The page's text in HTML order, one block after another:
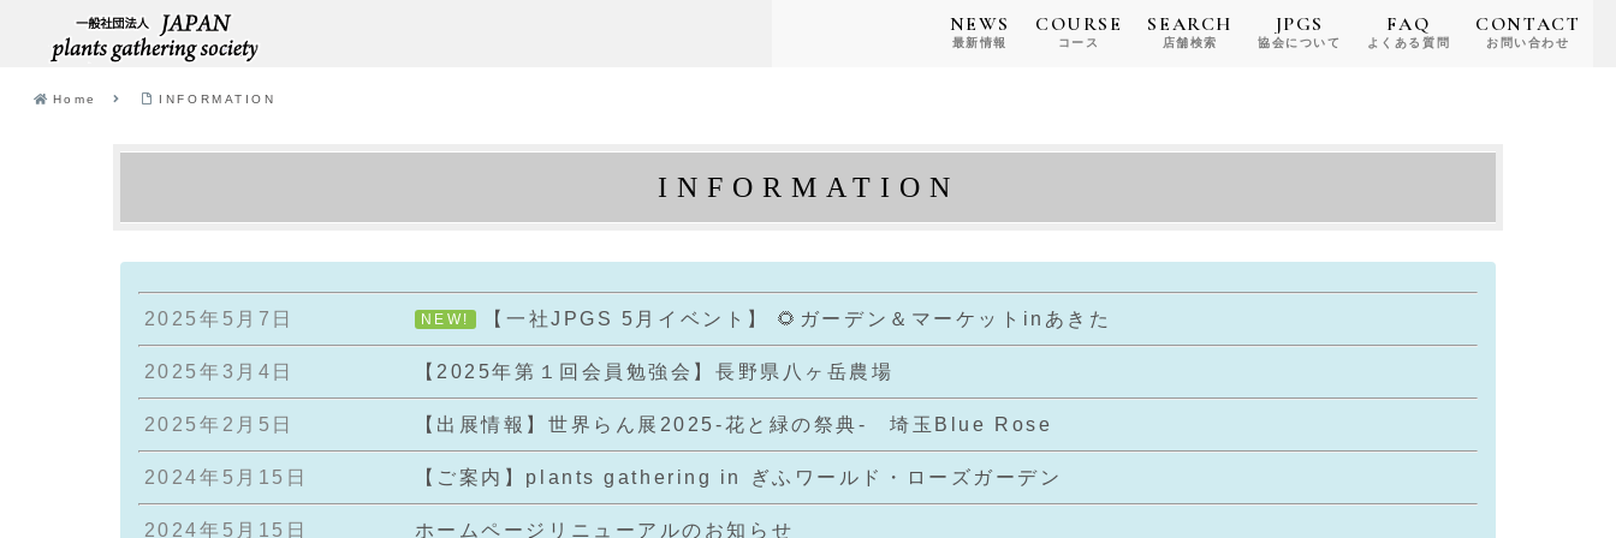
NEWS
最新情報
COURSE
コース
SEARCH
店舗検索
JPGS
協会について
FAQ
よくある質問
CONTACT
お問い合わせ
Home INFORMATION
INFORMATION
2025年5月7日 NEW! 【一社JPGS 5月イベント】 🌻ガーデン＆マーケットinあきた
2025年3月4日 【2025年第１回会員勉強会】長野県八ヶ岳農場
2025年2月5日 【出展情報】世界らん展2025-花と緑の祭典- 埼玉Blue Rose
2024年5月15日 【ご案内】plants gathering in ぎふワールド・ローズガーデン
2024年5月15日 ホームページリニューアルのお知らせ